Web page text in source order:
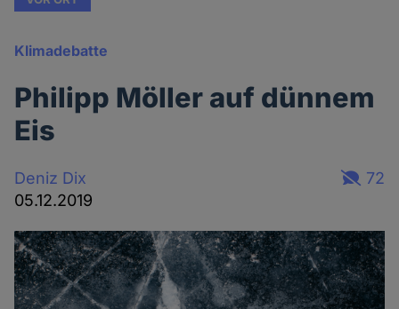
Klimadebatte
Philipp Möller auf dünnem
Eis
Deniz Dix
05.12.2019
72